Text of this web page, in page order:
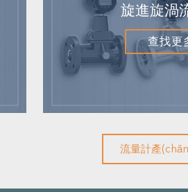
旋進旋渦
查找更
流量計產